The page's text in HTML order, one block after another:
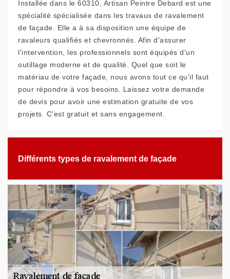
Installée dans le 60310, Artisan Peintre Debard est une
spécialité spécialisée dans les travaux de ravalement
de façade. Elle a à sa disposition une équipe de
ravaleurs qualifiés et chevronnés. Afin d'assurer
l'intervention, les professionnels sont équipés d'un
outillage moderne et de qualité. Quel que soit le
matériau de votre façade, nous avons tout ce qu'il faut
pour répondre à vos besoins. Laissez votre demande
de devis pour avoir une estimation gratuite de vos
projets. C'est gratuit et sans engagement.
Différents types de ravalement de façade